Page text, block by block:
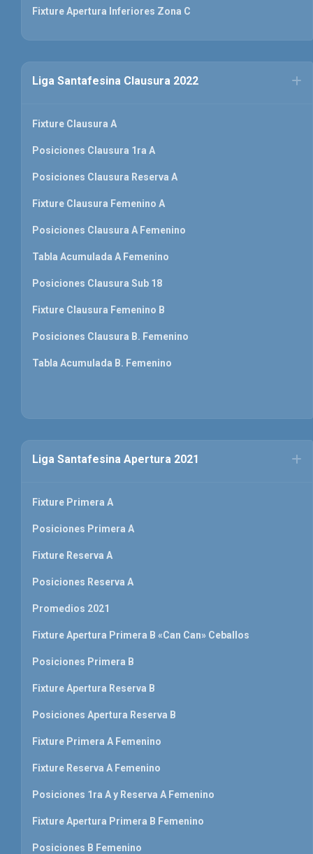
Fixture Apertura Inferiores Zona C
Liga Santafesina Clausura 2022
Fixture Clausura A
Posiciones Clausura 1ra A
Posiciones Clausura Reserva A
Fixture Clausura Femenino A
Posiciones Clausura A Femenino
Tabla Acumulada A Femenino
Posiciones Clausura Sub 18
Fixture Clausura Femenino B
Posiciones Clausura B. Femenino
Tabla Acumulada B. Femenino
Liga Santafesina Apertura 2021
Fixture Primera A
Posiciones Primera A
Fixture Reserva A
Posiciones Reserva A
Promedios 2021
Fixture Apertura Primera B «Can Can» Ceballos
Posiciones Primera B
Fixture Apertura Reserva B
Posiciones Apertura Reserva B
Fixture Primera A Femenino
Fixture Reserva A Femenino
Posiciones 1ra A y Reserva A Femenino
Fixture Apertura Primera B Femenino
Posiciones B Femenino